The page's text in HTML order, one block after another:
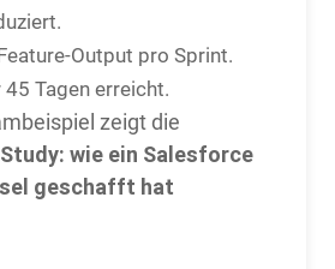
Output pro Sprint.
45 Tagen erreicht.
zeigt die
wie ein Salesforce
geschafft hat